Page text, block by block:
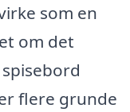
som en
om det
flere grunde